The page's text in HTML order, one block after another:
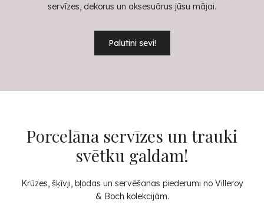
servīzes, dekorus un aksesuārus jūsu mājai.
Palutini sevi!
Porcelāna servīzes un trauki
svētku galdam!
Krūzes, šķīvji, bļodas un servēšanas piederumi no Villeroy
& Boch kolekcijām.